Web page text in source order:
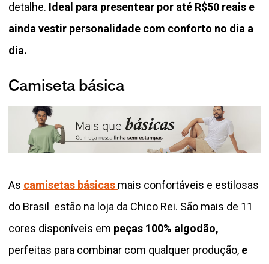
detalhe. Ideal para presentear por até R$50 reais e
ainda vestir personalidade com conforto no dia a
dia.
Camiseta básica
As camisetas básicas mais confortáveis e estilosas
do Brasil estão na loja da Chico Rei. São mais de 11
cores disponíveis em peças 100% algodão,
perfeitas para combinar com qualquer produção, e